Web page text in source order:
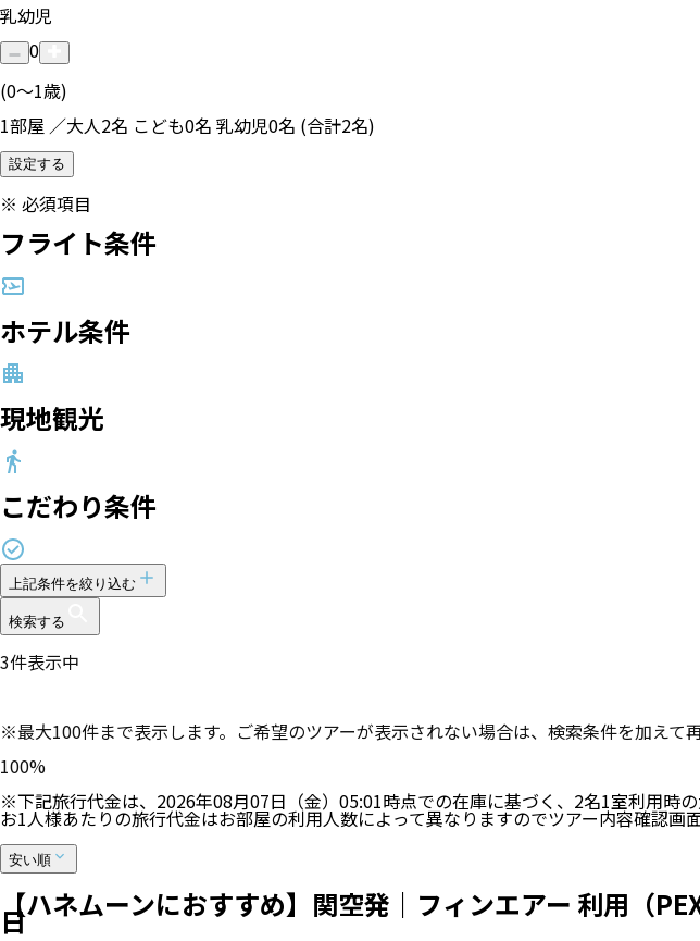
乳幼児
0
(0〜1歳)
1部屋 ／大人2名 こども0名 乳幼児0名 (合計2名)
設定する
※ 必須項目
フライト条件
ホテル条件
現地観光
こだわり条件
上記条件を絞り込む
検索する
3件表示中
※最大100件まで表示します。ご希望のツアーが表示されない場合は、検索条件を加えて
100%
※下記旅行代金は、 2026年08月07日（金）05:01時点での在庫に基づく、 2名1室利用時
お1人様あたりの旅行代金はお部屋の利用人数によって異なりますのでツアー内容確認画
安い順
【ハネムーンにおすすめ】関空発｜フィンエアー 利用（
日